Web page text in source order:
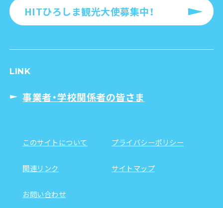
HITひろしま観光大使募集中！
LINK
事業者・学校関係者の皆さま
このサイトについて プライバシーポリシー
関連リンク サイトマップ
お問い合わせ